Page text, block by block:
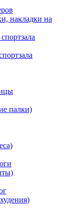
накладки на
палки)